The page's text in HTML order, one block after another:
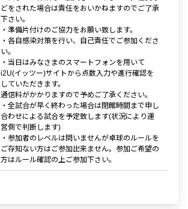
どをされた場合は責任をおいかねますのでご了承
下さい。
・準備片付けのご協力をお願い致します。
・各自感染対策を行い、自己責任でご参加くださ
い。
・当日はみなさまのスマートフォンを用いて
i2U(イッツー)サイトから点数入力や進行確認を
していただきます。
通信料がかかりますので予めご了承ください。
・全試合が早く終わった場合は閉館時間まで申し
合わせによる試合を予定致します(状況により運
営側で判断します)
・参加者のレベルは問いませんが卓球のルールを
ご存知ない方はご参加出来ません。参加ご希望の
方はルール確認の上ご参加下さい。